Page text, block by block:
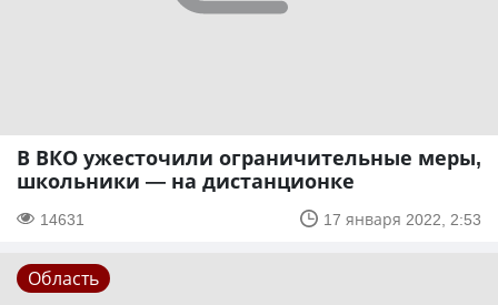
В ВКО ужесточили ограничительные меры,
школьники — на дистанционке
14631 17 января 2022, 2:53
Область